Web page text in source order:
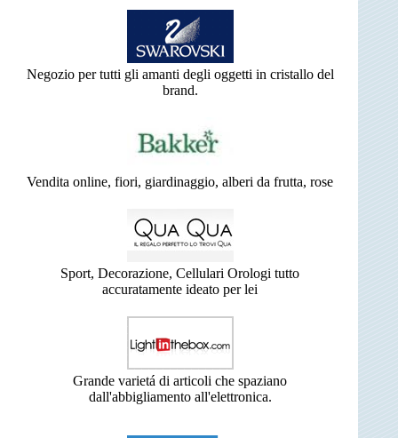
Negozio per tutti gli amanti degli oggetti in cristallo del
brand.
Vendita online, fiori, giardinaggio, alberi da frutta, rose
Sport, Decorazione, Cellulari Orologi tutto
accuratamente ideato per lei
Grande varietá di articoli che spaziano
dall'abbigliamento all'elettronica.